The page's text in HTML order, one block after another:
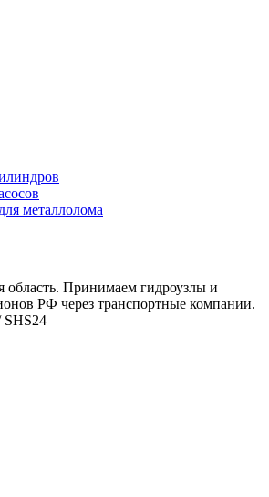
металлолома
область. Принимаем гидроузлы и
РФ через транспортные компании.
SHS24